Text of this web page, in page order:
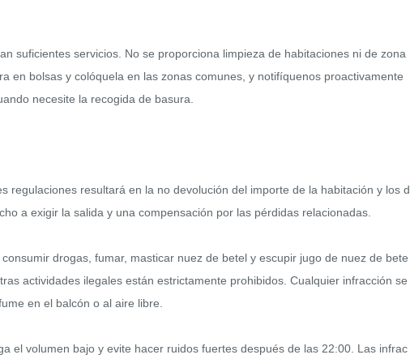
suficientes servicios. No se proporciona limpieza de habitaciones ni de zona
en bolsas y colóquela en las zonas comunes, y notifíquenos proactivamente
necesite la recogida de basura.
regulaciones resultará en la no devolución del importe de la habitación y los d
a exigir la salida y una compensación por las pérdidas relacionadas.
drogas, fumar, masticar nuez de betel y escupir jugo de nuez de bete
actividades ilegales están estrictamente prohibidos. Cualquier infracción se
en el balcón o al aire libre.
el volumen bajo y evite hacer ruidos fuertes después de las 22:00. Las infrac